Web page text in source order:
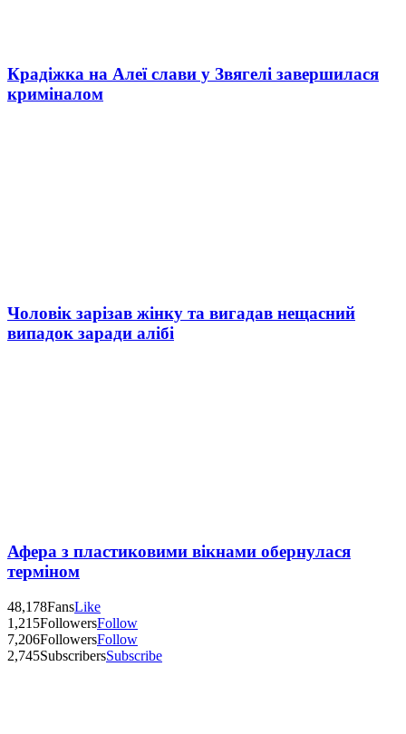
Крадіжка на Алеї слави у Звягелі завершилася
криміналом
Чоловік зарізав жінку та вигадав нещасний
випадок заради алібі
Афера з пластиковими вікнами обернулася
терміном
48,178FansLike
1,215FollowersFollow
7,206FollowersFollow
2,745SubscribersSubscribe